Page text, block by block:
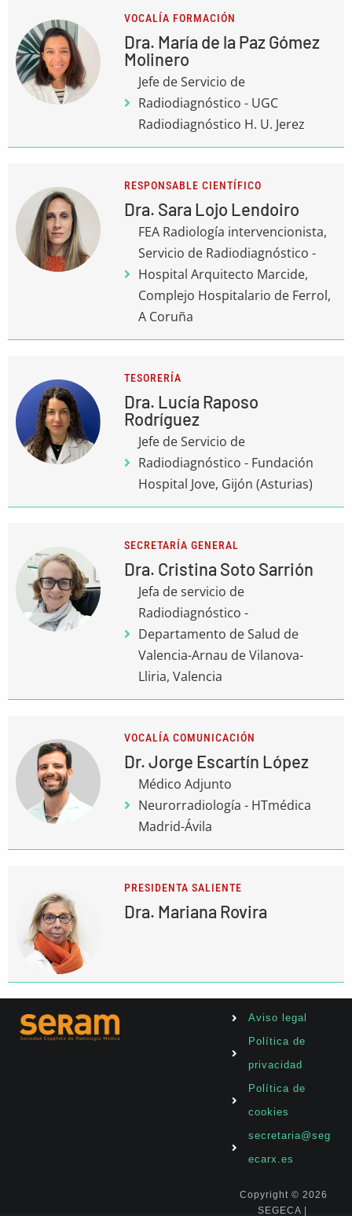
VOCALÍA FORMACIÓN
Dra. María de la Paz Gómez
Molinero
Jefe de Servicio de
Radiodiagnóstico - UGC
Radiodiagnóstico H. U. Jerez
RESPONSABLE CIENTÍFICO
Dra. Sara Lojo Lendoiro
FEA Radiología intervencionista,
Servicio de Radiodiagnóstico -
Hospital Arquitecto Marcide,
Complejo Hospitalario de Ferrol,
A Coruña
TESORERÍA
Dra. Lucía Raposo
Rodríguez
Jefe de Servicio de
Radiodiagnóstico - Fundación
Hospital Jove, Gijón (Asturias)
SECRETARÍA GENERAL
Dra. Cristina Soto Sarrión
Jefa de servicio de
Radiodiagnóstico -
Departamento de Salud de
Valencia-Arnau de Vilanova-
Lliria, Valencia
VOCALÍA COMUNICACIÓN
Dr. Jorge Escartín López
Médico Adjunto
Neurorradiología - HTmédica
Madrid-Ávila
PRESIDENTA SALIENTE
Dra. Mariana Rovira
Aviso legal
Política de
privacidad
Política de
cookies
secretaria@seg
ecarx.es
Copyright ©2026
SEGECA |